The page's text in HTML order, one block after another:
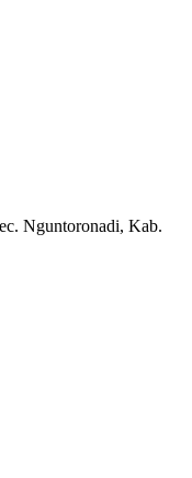
Nguntoronadi, Kab.